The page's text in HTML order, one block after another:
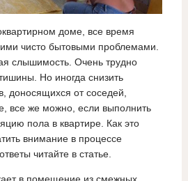
доме, все время
чисто бытовыми проблемами.
слышимость. Очень трудно
Но иногда снизить
доносящихся от соседей,
все же можно, если выполнить
пола в квартире. Как это
внимание в процессе
читайте в статье.